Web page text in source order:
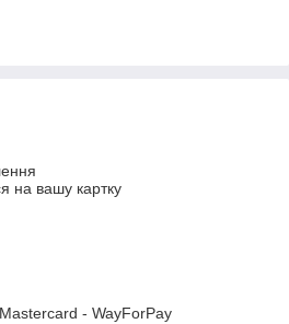
на вашу картку
- WayForPay